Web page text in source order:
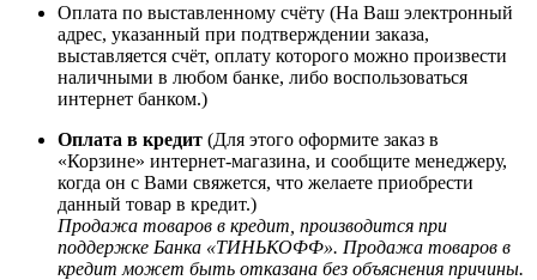
Оплата по выставленному счёту (На Ваш электронный
адрес, указанный при подтверждении заказа,
выставляется счёт, оплату которого можно произвести
наличными в любом банке, либо воспользоваться
интернет банком.)
Оплата в кредит (Для этого оформите заказ в
«Корзине» интернет-магазина, и сообщите менеджеру,
когда он с Вами свяжется, что желаете приобрести
данный товар в кредит.)
Продажа товаров в кредит, производится при
поддержке Банка «ТИНЬКОФФ». Продажа товаров в
кредит может быть отказана без объяснения причины.